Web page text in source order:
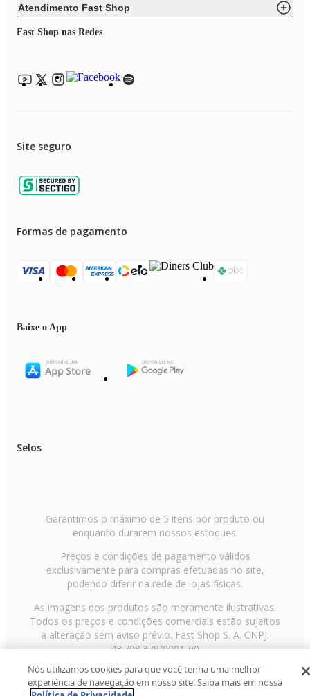
Atendimento Fast Shop
Fast Shop nas Redes
Site seguro
Formas de pagamento
Baixe o App
Selos
Garantimos o máximo de 5 itens por produto ou
enquanto durarem nossos estoques.
Preços e condições de pagamento válidos
exclusivamente para compras efetuadas no site,
podendo diferir na rede de lojas físicas.
As imagens dos produtos são meramente ilustrativas.
Todos os preços e condições comerciais estão sujeitos
a alteração sem aviso prévio. Fast Shop S. A. CNPJ:
43.708.379/0001-00
Avenida Zaki Narchi, nº 1650, sobreloja, Carandiru, São
Paulo/SP, CEP 02029-001, Telefone: 11 3003-3728 ©
Nós utilizamos cookies para que você tenha uma melhor
experiência de navegação em nosso site. Saiba mais em nossa